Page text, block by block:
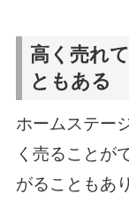
高く売れ
ともある
ホームステー
く売ることが
がることもあ